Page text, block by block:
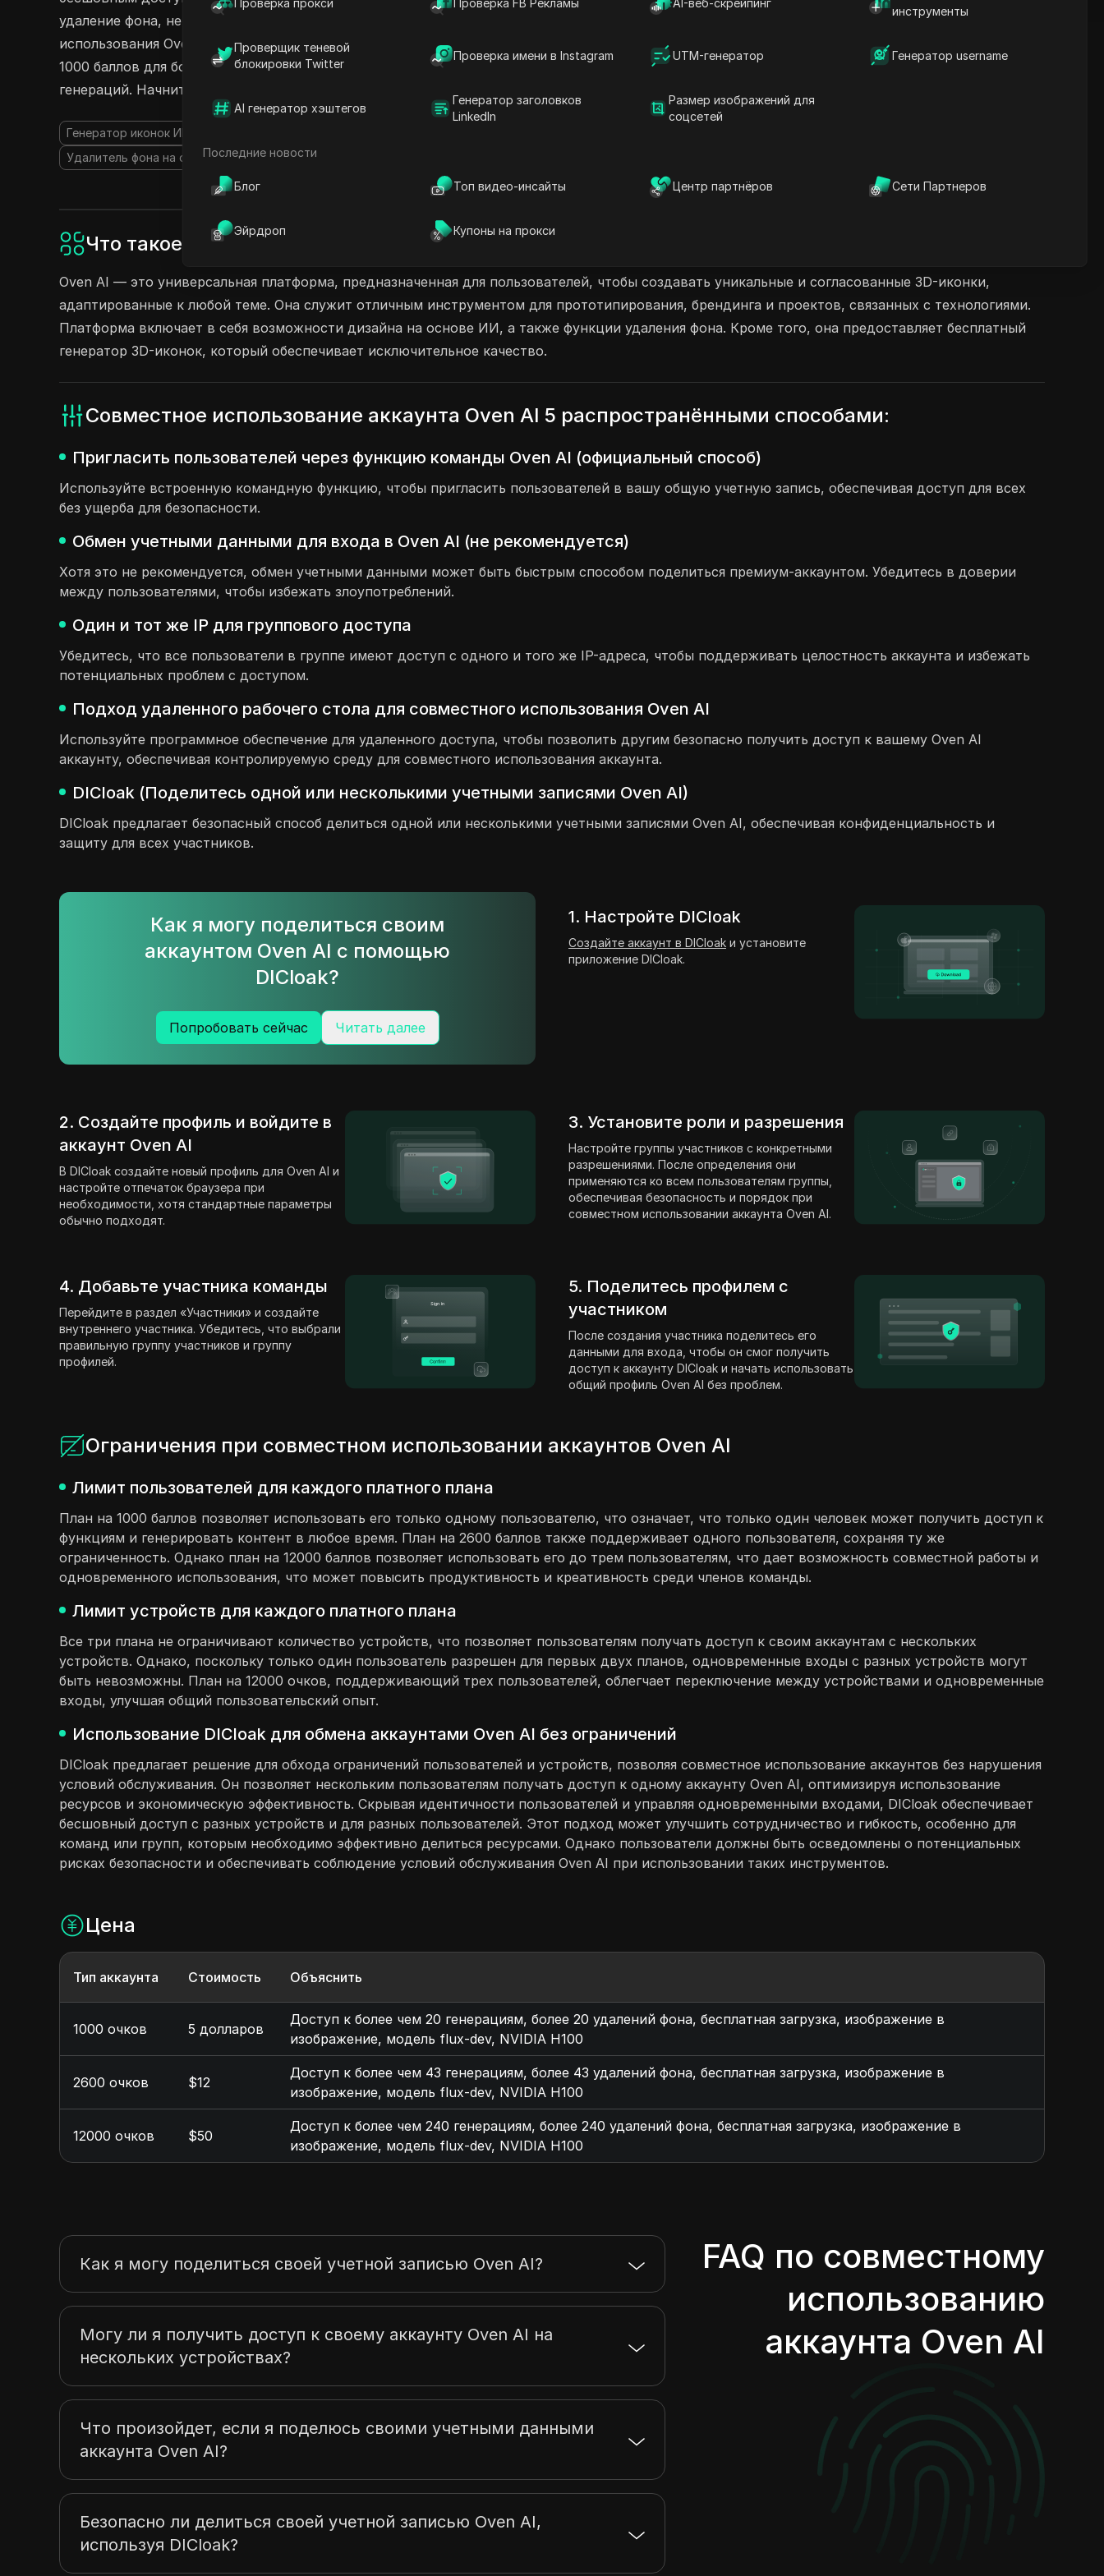
Проверка прокси Проверка FB Рекламы AI-веб-скрейпинг
инструменты
Проверщик теневой
блокировки Twitter
Проверка имени в Instagram UTM-генератор Генератор username
AI генератор хэштегов
Генератор заголовков
LinkedIn
Размер изображений для
соцсетей
Последние новости
Блог Топ видео-инсайты Центр партнёров Сети Партнеров
Эйрдроп Купоны на прокси
удаление фона, не раскрывая свои учетные данные или пароли. Делитесь своим опытом
использования Oven AI легко и безопасно, независимо от того, используете ли вы план на
1000 баллов для более чем 20 генераций или план на 12000 баллов для более чем 240
генераций. Начните делиться своим аккаунтом Oven AI уже сегодня!
Генератор иконок ИИ
Удалитель фона на основе ИИ
Что такое Oven AI?
Oven AI — это универсальная платформа, предназначенная для пользователей, чтобы создавать уникальные и согласованные 3D-иконки,
адаптированные к любой теме. Она служит отличным инструментом для прототипирования, брендинга и проектов, связанных с технологиями.
Платформа включает в себя возможности дизайна на основе ИИ, а также функции удаления фона. Кроме того, она предоставляет бесплатный
генератор 3D-иконок, который обеспечивает исключительное качество.
Совместное использование аккаунта Oven AI 5 распространёнными способами:
Пригласить пользователей через функцию команды Oven AI (официальный способ)
Используйте встроенную командную функцию, чтобы пригласить пользователей в вашу общую учетную запись, обеспечивая доступ для всех
без ущерба для безопасности.
Обмен учетными данными для входа в Oven AI (не рекомендуется)
Хотя это не рекомендуется, обмен учетными данными может быть быстрым способом поделиться премиум-аккаунтом. Убедитесь в доверии
между пользователями, чтобы избежать злоупотреблений.
Один и тот же IP для группового доступа
Убедитесь, что все пользователи в группе имеют доступ с одного и того же IP-адреса, чтобы поддерживать целостность аккаунта и избежать
потенциальных проблем с доступом.
Подход удаленного рабочего стола для совместного использования Oven AI
Используйте программное обеспечение для удаленного доступа, чтобы позволить другим безопасно получить доступ к вашему Oven AI
аккаунту, обеспечивая контролируемую среду для совместного использования аккаунта.
DICloak (Поделитесь одной или несколькими учетными записями Oven AI)
DICloak предлагает безопасный способ делиться одной или несколькими учетными записями Oven AI, обеспечивая конфиденциальность и
защиту для всех участников.
Как я могу поделиться своим
аккаунтом Oven AI с помощью
DICloak?
Попробовать сейчас Читать далее
1. Настройте DICloak
Создайте аккаунт в DICloak и установите
приложение DICloak.
2. Создайте профиль и войдите в
аккаунт Oven AI
В DICloak создайте новый профиль для Oven AI и
настройте отпечаток браузера при
необходимости, хотя стандартные параметры
обычно подходят.
3. Установите роли и разрешения
Настройте группы участников с конкретными
разрешениями. После определения они
применяются ко всем пользователям группы,
обеспечивая безопасность и порядок при
совместном использовании аккаунта Oven AI.
4. Добавьте участника команды
Перейдите в раздел «Участники» и создайте
внутреннего участника. Убедитесь, что выбрали
правильную группу участников и группу
профилей.
5. Поделитесь профилем с
участником
После создания участника поделитесь его
данными для входа, чтобы он смог получить
доступ к аккаунту DICloak и начать использовать
общий профиль Oven AI без проблем.
Ограничения при совместном использовании аккаунтов Oven AI
Лимит пользователей для каждого платного плана
План на 1000 баллов позволяет использовать его только одному пользователю, что означает, что только один человек может получить доступ к
функциям и генерировать контент в любое время. План на 2600 баллов также поддерживает одного пользователя, сохраняя ту же
ограниченность. Однако план на 12000 баллов позволяет использовать его до трем пользователям, что дает возможность совместной работы и
одновременного использования, что может повысить продуктивность и креативность среди членов команды.
Лимит устройств для каждого платного плана
Все три плана не ограничивают количество устройств, что позволяет пользователям получать доступ к своим аккаунтам с нескольких
устройств. Однако, поскольку только один пользователь разрешен для первых двух планов, одновременные входы с разных устройств могут
быть невозможны. План на 12000 очков, поддерживающий трех пользователей, облегчает переключение между устройствами и одновременные
входы, улучшая общий пользовательский опыт.
Использование DICloak для обмена аккаунтами Oven AI без ограничений
DICloak предлагает решение для обхода ограничений пользователей и устройств, позволяя совместное использование аккаунтов без нарушения
условий обслуживания. Он позволяет нескольким пользователям получать доступ к одному аккаунту Oven AI, оптимизируя использование
ресурсов и экономическую эффективность. Скрывая идентичности пользователей и управляя одновременными входами, DICloak обеспечивает
бесшовный доступ с разных устройств и для разных пользователей. Этот подход может улучшить сотрудничество и гибкость, особенно для
команд или групп, которым необходимо эффективно делиться ресурсами. Однако пользователи должны быть осведомлены о потенциальных
рисках безопасности и обеспечивать соблюдение условий обслуживания Oven AI при использовании таких инструментов.
Цена
Тип аккаунта Стоимость Объяснить
1000 очков 5 долларов
Доступ к более чем 20 генерациям, более 20 удалений фона, бесплатная загрузка, изображение в
изображение, модель flux-dev, NVIDIA H100
2600 очков $12
Доступ к более чем 43 генерациям, более 43 удалений фона, бесплатная загрузка, изображение в
изображение, модель flux-dev, NVIDIA H100
12000 очков $50
Доступ к более чем 240 генерациям, более 240 удалений фона, бесплатная загрузка, изображение в
изображение, модель flux-dev, NVIDIA H100
FAQ по совместному
использованию
аккаунта Oven AI
Как я могу поделиться своей учетной записью Oven AI?
Могу ли я получить доступ к своему аккаунту Oven AI на
нескольких устройствах?
Что произойдет, если я поделюсь своими учетными данными
аккаунта Oven AI?
Безопасно ли делиться своей учетной записью Oven AI,
используя DICloak?